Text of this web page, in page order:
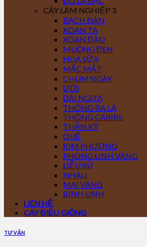
CÂY LÂM NGHIỆP 3
BẠCH ĐÀN
XOAN TA
XOAN ĐÀO
MUỒNG ĐEN
HOA SỮA
MẮC MẬT
CHÙM NGÂY
ƯƠI
DÁI NGỰA
THÔNG BA LÁ
THÔNG CARIBE
THẦN KỲ
QUẾ
KIM PHƯỢNG
PHONG LINH VÀNG
LIỄU RŨ
NHÀU
MAI VÀNG
BÌNH LINH
LIÊN HỆ
CÂY ĐIỀU GIỐNG
TƯ VẤN